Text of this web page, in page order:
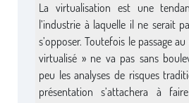
La virtualisation est une
l’industrie à laquelle il ne serait
s’opposer. Toutefois le passage
virtualisé » ne va pas sans
peu les analyses de risques
présentation s’attachera à